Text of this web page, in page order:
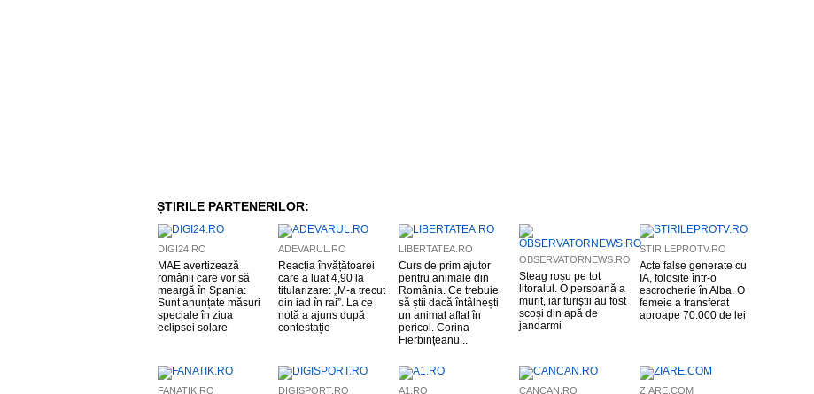
ȘTIRILE PARTENERILOR:
DIGI24.RO
MAE avertizează
românii care vor să
meargă în Spania:
Sunt anunțate măsuri
speciale în ziua
eclipsei solare
ADEVARUL.RO
Reacția învățătoarei
care a luat 4,90 la
titularizare: „M-a trecut
din iad în rai”. La ce
notă a ajuns după
contestație
LIBERTATEA.RO
Curs de prim ajutor
pentru animale din
România. Ce trebuie
să știi dacă întâlnești
un animal aflat în
pericol. Corina
Fierbințeanu...
OBSERVATORNEWS.RO
Steag roșu pe tot
litoralul. O persoană a
murit, iar turiștii au fost
scoși din apă de
jandarmi
STIRILEPROTV.RO
Acte false generate cu
IA, folosite într-o
escrocherie în Alba. O
femeie a transferat
aproape 70.000 de lei
FANATIK.RO DIGISPORT.RO A1.RO CANCAN.RO ZIARE.COM